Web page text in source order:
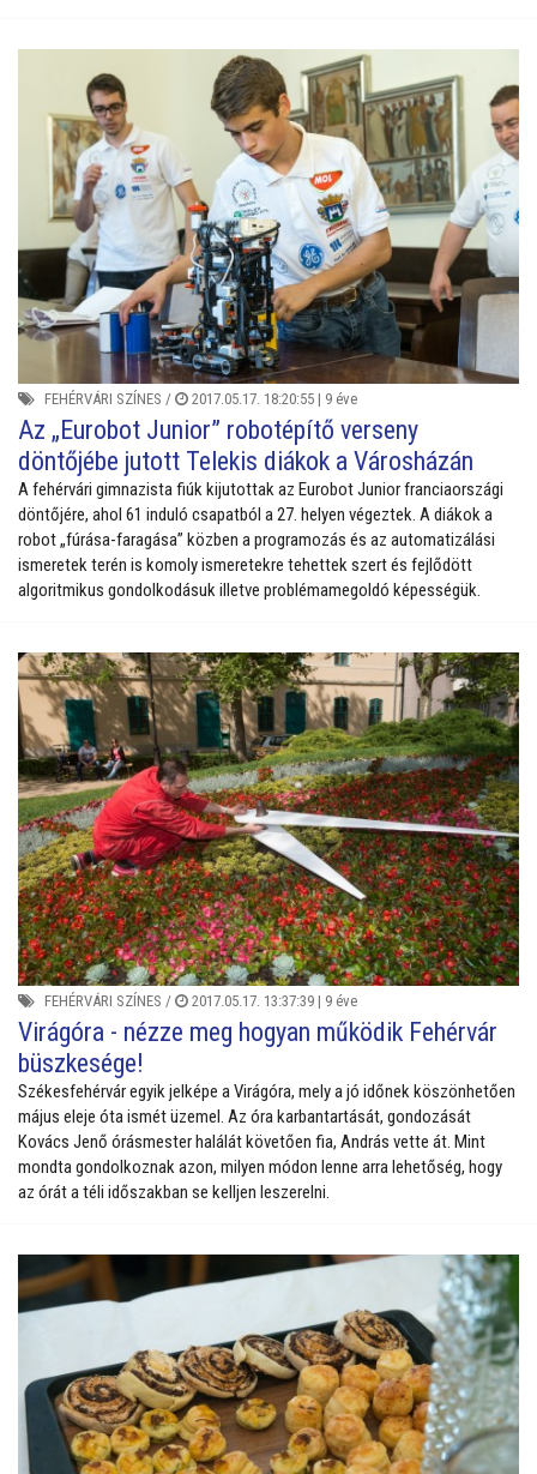
FEHÉRVÁRI SZÍNES / 2017.05.17. 18:20:55 | 9 éve
Az „Eurobot Junior” robotépítő verseny
döntőjébe jutott Telekis diákok a Városházán
A fehérvári gimnazista fiúk kijutottak az Eurobot Junior franciaországi
döntőjére, ahol 61 induló csapatból a 27. helyen végeztek. A diákok a
robot „fúrása-faragása” közben a programozás és az automatizálási
ismeretek terén is komoly ismeretekre tehettek szert és fejlődött
algoritmikus gondolkodásuk illetve problémamegoldó képességük.
FEHÉRVÁRI SZÍNES / 2017.05.17. 13:37:39 | 9 éve
Virágóra - nézze meg hogyan működik Fehérvár
büszkesége!
Székesfehérvár egyik jelképe a Virágóra, mely a jó időnek köszönhetően
május eleje óta ismét üzemel. Az óra karbantartását, gondozását
Kovács Jenő órásmester halálát követően fia, András vette át. Mint
mondta gondolkoznak azon, milyen módon lenne arra lehetőség, hogy
az órát a téli időszakban se kelljen leszerelni.